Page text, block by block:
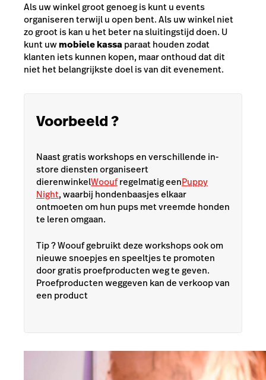
Als uw winkel groot genoeg is kunt u events
organiseren terwijl u open bent. Als uw winkel niet
zo groot is kan u het beter na sluitingstijd doen. U
kunt uwmobiele kassa paraat houden zodat
klanten iets kunnen kopen, maar onthoud dat dit
niet het belangrijkste doel is van dit evenement.
Voorbeeld ?
Naast gratis workshops en verschillende in-
store diensten organiseert
dierenwinkelWooufregelmatig eenPuppy
Night, waarbij hondenbaasjes elkaar
ontmoeten om hun pups met vreemde honden
te leren omgaan.
Tip ? Woouf gebruikt deze workshops ook om
nieuwe snoepjes en speeltjes te promoten
door gratis proefproducten weg te geven.
Proefproducten weggeven kan de verkoop van
een product